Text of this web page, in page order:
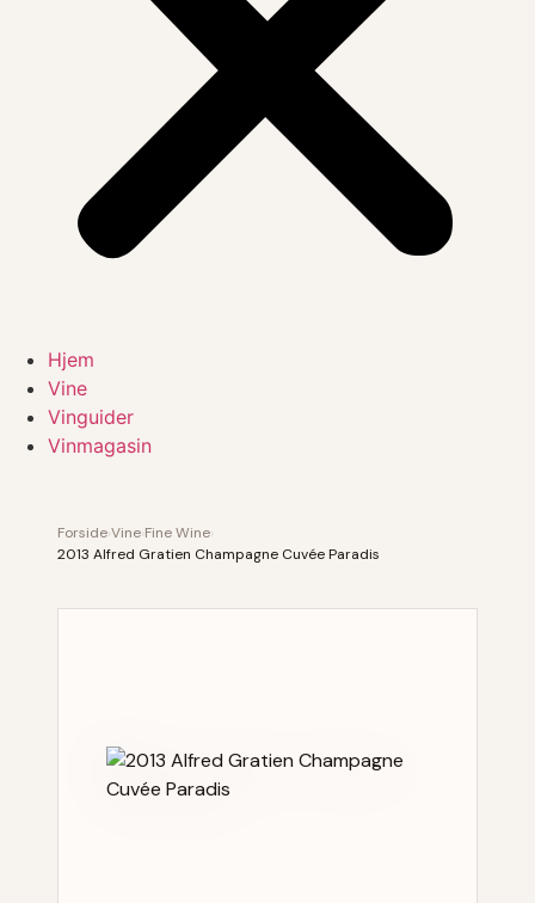
Hjem
Vine
Vinguider
Vinmagasin
ForsideVine Fine Wine
2013 Alfred Gratien Champagne Cuvée Paradis